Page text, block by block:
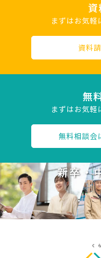
まずはお気軽
資料
無
まずはお気軽
無料相談会